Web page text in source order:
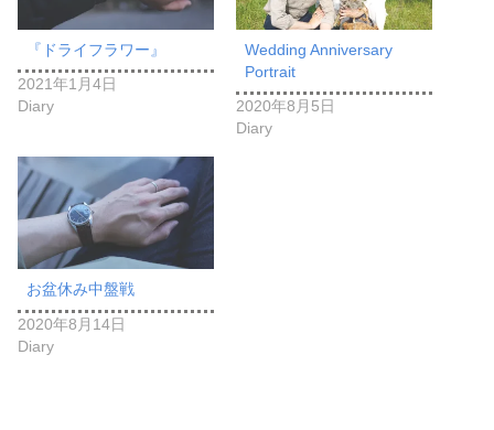
『ドライフラワー』
2021年1月4日
Diary
Wedding Anniversary
Portrait
2020年8月5日
Diary
お盆休み中盤戦
2020年8月14日
Diary